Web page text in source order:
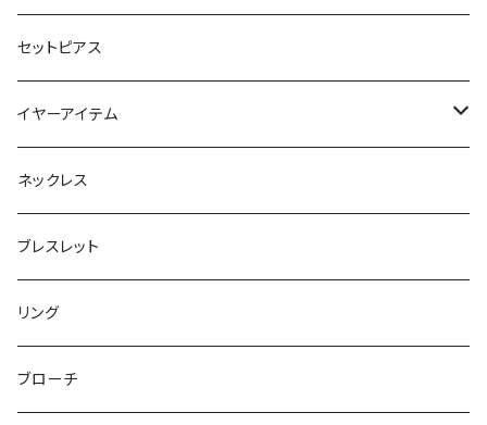
マルチショルダー
マチ付きポーチ
フラットポーチ
スマートキーポーチ
チャーム / カラビナ
ウォレット / 財布
トートバッグ
パスケース
ミラー
静電気軽減ヘアブレスレット
ポニーフック
テールクラッチ
シュシュット
キープスタイラー
ヘアピン
セットピアス
イヤーアイテム
ステンレスピアス
ピアス
イヤリング
セットピアス
ネックレス
ブレスレット
リング
ブローチ